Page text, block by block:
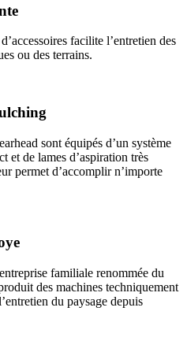
facilite l’entretien des
ou des terrains.
sont équipés d’un système
et de lames d’aspiration très
permet d’accomplir n’importe
familiale renommée du
des machines techniquement
du paysage depuis